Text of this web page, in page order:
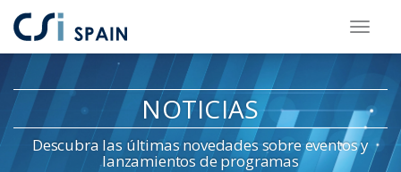
Saltar
contenido
principal
NOTICIAS
Descubra las últimas novedades sobre eventos y
lanzamientos de programas